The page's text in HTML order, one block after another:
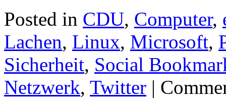
Posted in CDU, Computer,
Lachen, Linux, Microsoft,
Sicherheit, Social
Netzwerk, Twitter |